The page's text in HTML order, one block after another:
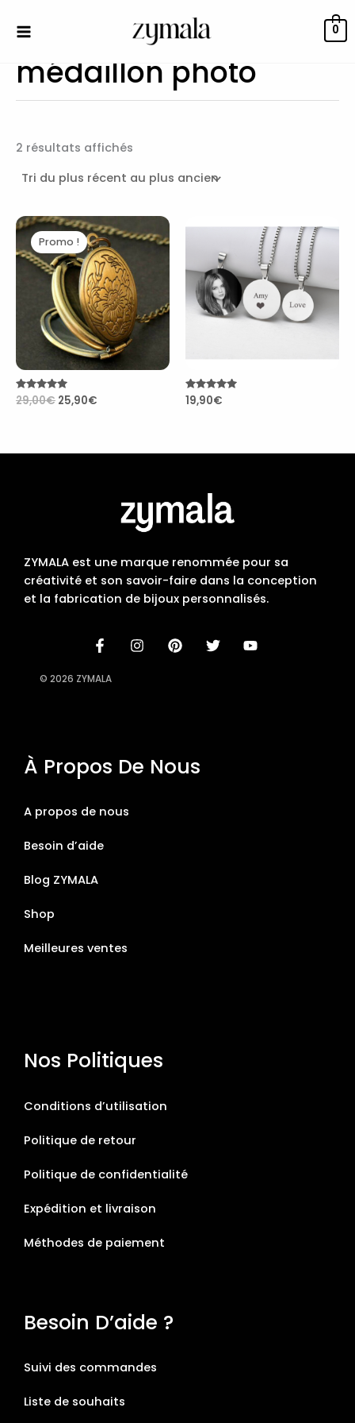
0
médaillon photo
2 résultats affichés
plus
récent
au
ancien
Promo !
Note
4.84
29,00€
Le
prix
initial
était :
29,00€.
25,90€
Le
prix
actuel
est :
25,90€.
Note
4.90
19,90€
ZYMALA est une marque renommée pour sa
créativité et son savoir-faire dans la conception
et la fabrication de bijoux personnalisés.
© 2026 ZYMALA
À Propos De Nous
A propos de nous
Besoin d’aide
Blog ZYMALA
Shop
Meilleures ventes
Nos Politiques
Conditions d’utilisation
Politique de retour
Politique de confidentialité
Expédition et livraison
Méthodes de paiement
Besoin D’aide ?
Suivi des commandes
Liste de souhaits